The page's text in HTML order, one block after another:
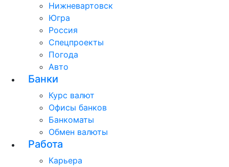
Нижневартовск
Югра
Россия
Спецпроекты
Погода
Авто
Банки
Курс валют
Офисы банков
Банкоматы
Обмен валюты
Работа
Карьера